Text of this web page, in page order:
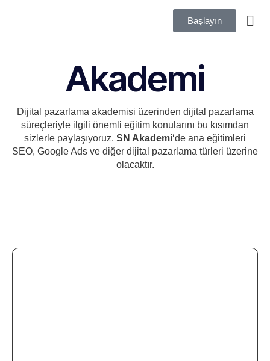
Başlayın
Akademi
Dijital pazarlama akademisi üzerinden dijital pazarlama
süreçleriyle ilgili önemli eğitim konularını bu kısımdan
sizlerle paylaşıyoruz. SN Akademi‘de ana eğitimleri
SEO, Google Ads ve diğer dijital pazarlama türleri üzerine
olacaktır.